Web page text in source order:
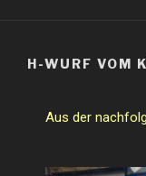
H-WURF VOM
Aus der